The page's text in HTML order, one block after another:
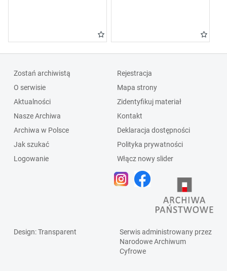
Zostań archiwistą
O serwisie
Aktualności
Nasze Archiwa
Archiwa w Polsce
Jak szukać
Logowanie
Rejestracja
Mapa strony
Zidentyfikuj materiał
Kontakt
Deklaracja dostępności
Polityka prywatności
Włącz nowy slider
Design: Transparent
Serwis administrowany przez
Narodowe Archiwum
Cyfrowe